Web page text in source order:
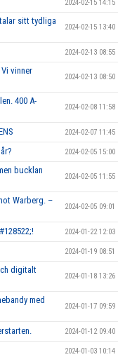
2024-02-15 14:15
sitt tydliga
2024-02-15 13:40
2024-02-13 08:55
vinner
2024-02-13 08:50
400 A-
2024-02-08 11:58
2024-02-07 11:45
2024-02-05 15:00
bucklan
2024-02-05 11:55
Warberg. –
2024-02-05 09:01
2024-01-22 12:03
2024-01-19 08:51
digitalt
2024-01-18 13:26
med
2024-01-17 09:59
2024-01-12 09:40
2024-01-03 10:14